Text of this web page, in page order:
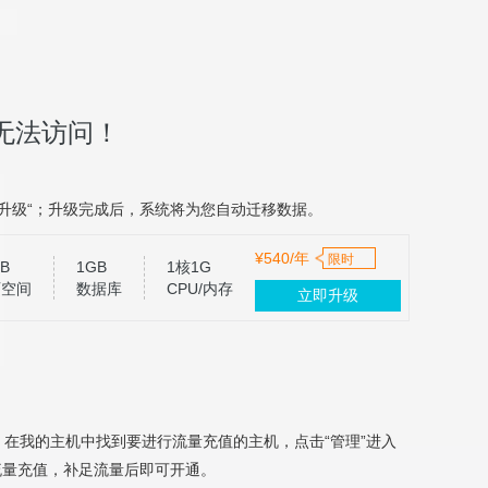
访问！
“；升级完成后，系统将为您自动迁移数据。
间
1GB
数据库
1核1G
CPU/内存
¥540/年 限时
立即升级
在我的主机中找到要进行流量充值的主机，点击“管理”进入
充值，补足流量后即可开通。